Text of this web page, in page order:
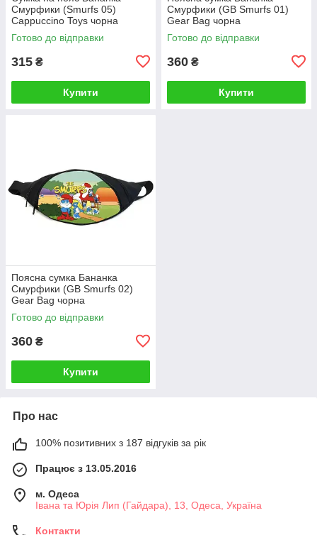
Смурфики (Smurfs 05)
Cappuccino Toys чорна
Готово до відправки
315 ₴
Купити
Смурфики (GB Smurfs 01)
Gear Bag чорна
Готово до відправки
360 ₴
Купити
Поясна сумка Бананка
Смурфики (GB Smurfs 02)
Gear Bag чорна
Готово до відправки
360 ₴
Купити
Про нас
100% позитивних з 187 відгуків за рік
Працює з 13.05.2016
м. Одеса
Івана та Юрія Лип (Гайдара), 13, Одеса, Україна
Контакти